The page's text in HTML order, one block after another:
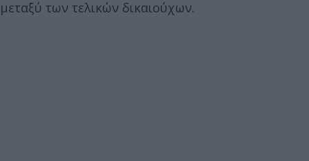
μεταξύ των τελικών δικαιούχων.